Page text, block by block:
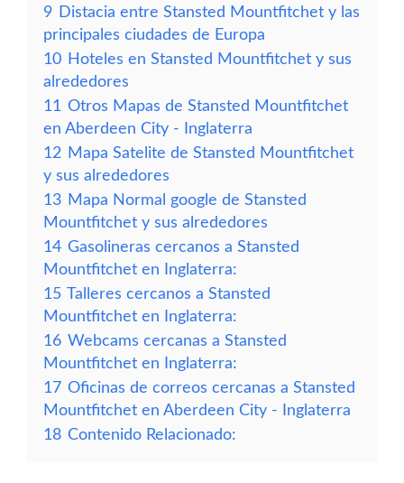
9 Distacia entre Stansted Mountfitchet y las
principales ciudades de Europa
10 Hoteles en Stansted Mountfitchet y sus
alrededores
11 Otros Mapas de Stansted Mountfitchet
en Aberdeen City - Inglaterra
12 Mapa Satelite de Stansted Mountfitchet
y sus alrededores
13 Mapa Normal google de Stansted
Mountfitchet y sus alrededores
14 Gasolineras cercanos a Stansted
Mountfitchet en Inglaterra:
15 Talleres cercanos a Stansted
Mountfitchet en Inglaterra:
16 Webcams cercanas a Stansted
Mountfitchet en Inglaterra:
17 Oficinas de correos cercanas a Stansted
Mountfitchet en Aberdeen City - Inglaterra
18 Contenido Relacionado: